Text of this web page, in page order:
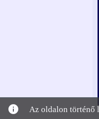
info
Az oldalon történő